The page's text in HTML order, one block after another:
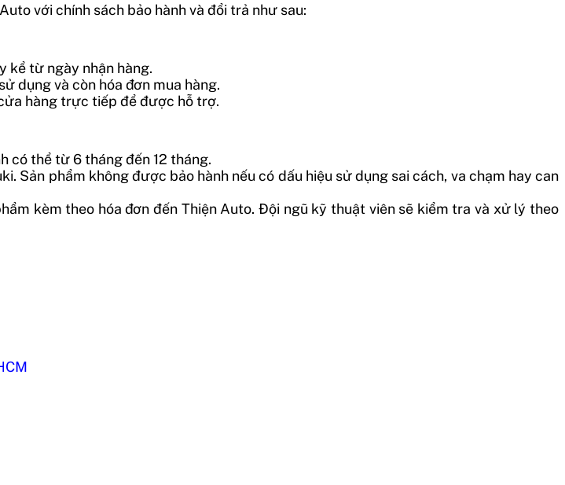
với chính sách bảo hành và đổi trả như sau:
kể từ ngày nhận hàng.
dụng và còn hóa đơn mua hàng.
hàng trực tiếp để được hỗ trợ.
có thể từ 6 tháng đến 12 tháng.
Sản phẩm không được bảo hành nếu có dấu hiệu sử dụng sai cách, va chạm hay can
kèm theo hóa đơn đến Thiện Auto. Đội ngũ kỹ thuật viên sẽ kiểm tra và xử lý theo